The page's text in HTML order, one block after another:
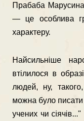
Прабаба
— це особлива
характеру.
Найсильніше
втілилося в
людей, ну,
можна було писати
учених чи